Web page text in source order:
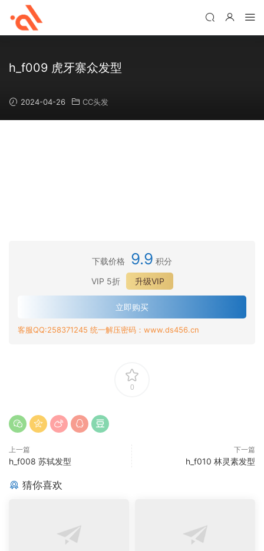
h_f009 虎牙寨众发型
2024-04-26 CC头发
下载价格 9.9 积分
VIP 5折
升级VIP
立即购买
客服QQ:258371245 统一解压密码：www.ds456.cn
0
上一篇
h_f008 苏轼发型
下一篇
h_f010 林灵素发型
猜你喜欢